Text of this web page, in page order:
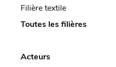
Filière textile
Toutes les filières
Acteurs